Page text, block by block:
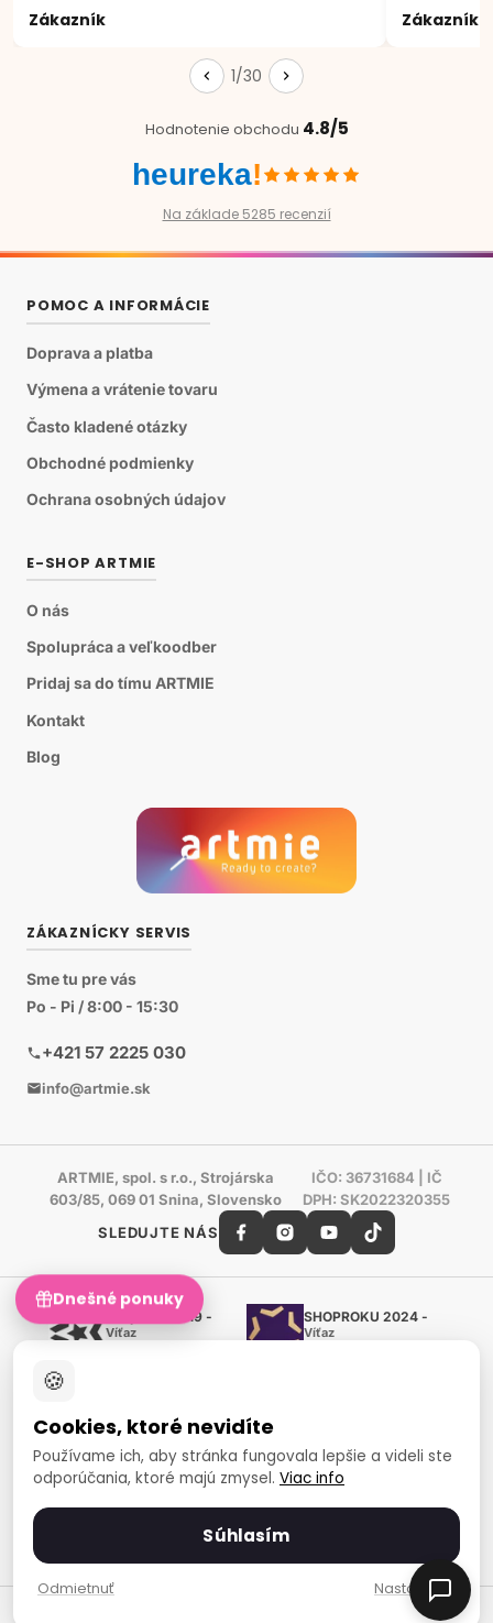
Zákazník Zákazník
1/30
Hodnotenie obchodu 4.8/5
heureka!
Na základe 5285 recenzií
POMOC A INFORMÁCIE
Doprava a platba
Výmena a vrátenie tovaru
Často kladené otázky
Obchodné podmienky
Ochrana osobných údajov
E-SHOP ARTMIE
O nás
Spolupráca a veľkoodber
Pridaj sa do tímu ARTMIE
Kontakt
Blog
ZÁKAZNÍCKY SERVIS
Sme tu pre vás
Po - Pi / 8:00 - 15:30
+421 57 2225 030
info@artmie.sk
ARTMIE, spol. s r.o., Strojárska
603/85, 069 01 Snina, Slovensko
IČO: 36731684 | IČ
DPH: SK2022320355
SLEDUJTE NÁS
Shoproku 2019 -
Víťaz
SHOPROKU 2024 -
Víťaz
European Art Awards
Organizátor medzinárodnej
súťaže
Európsky sociálny fond
Zamestnanosť a sociálna
🍪
Cookies, ktoré nevidíte
Používame ich, aby stránka fungovala lepšie a videli ste
odporúčania, ktoré majú zmysel. Viac info
Súhlasím
Odmietnuť Nastavenia
Dnešné ponuky